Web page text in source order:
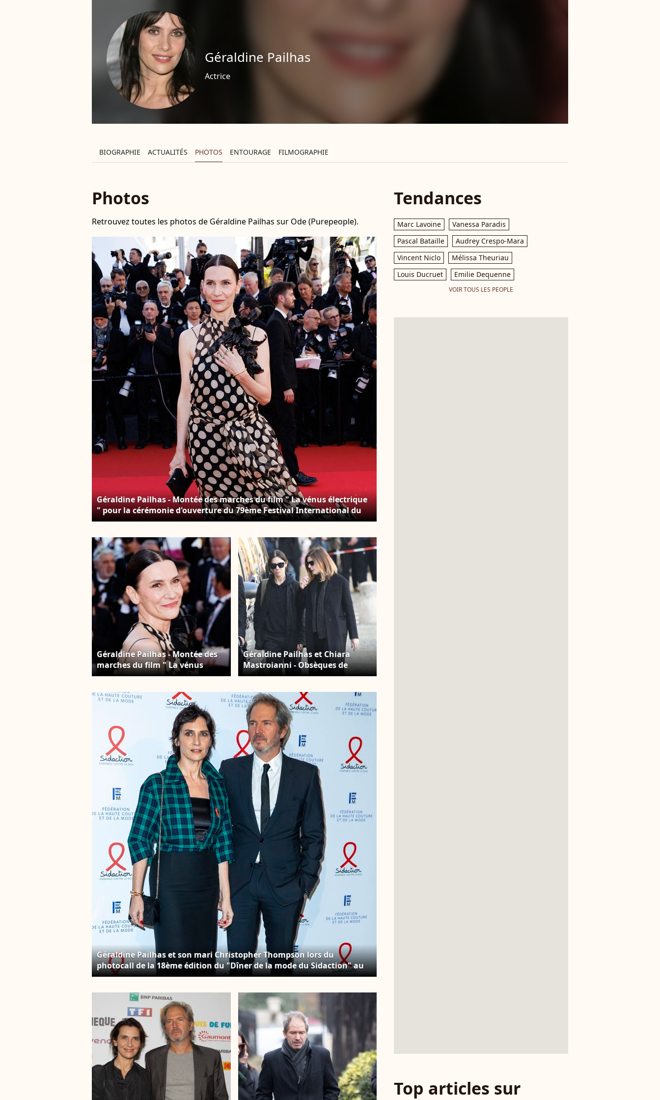
Géraldine Pailhas
Actrice
BIOGRAPHIE ACTUALITÉS PHOTOS ENTOURAGE FILMOGRAPHIE
Photos
Retrouvez toutes les photos de Géraldine Pailhas sur Ode (Purepeople).
Géraldine Pailhas - Montée des marches du film " La vénus électrique
" pour la cérémonie d'ouverture du 79ème Festival International du
Film de Cannes, le 12 mai 2026. © Jacovides-Moreau /Bestimage
Géraldine Pailhas - Montée des
marches du film " La vénus
électrique " pour la cérémonie
International du Film de
Cannes, le 12 mai 2026. ©
Jacovides-Moreau /Bestimage
Géraldine Pailhas et Chiara
Mastroianni - Obsèques de
Nathalie Baye en l'église Saint-
Clement Prioli / Bestimage
Géraldine Pailhas et son mari Christopher Thompson lors du
photocall de la 18ème édition du "Dîner de la mode du Sidaction" au
Pavillon Cambon Capucines, le 23 janvier 2020. © Olivier
Tendances
Marc Lavoine
Vanessa Paradis
Pascal Bataille
Audrey Crespo-Mara
Vincent Niclo
Mélissa Theuriau
Louis Ducruet
Emilie Dequenne
VOIR TOUS LES PEOPLE
Top articles sur